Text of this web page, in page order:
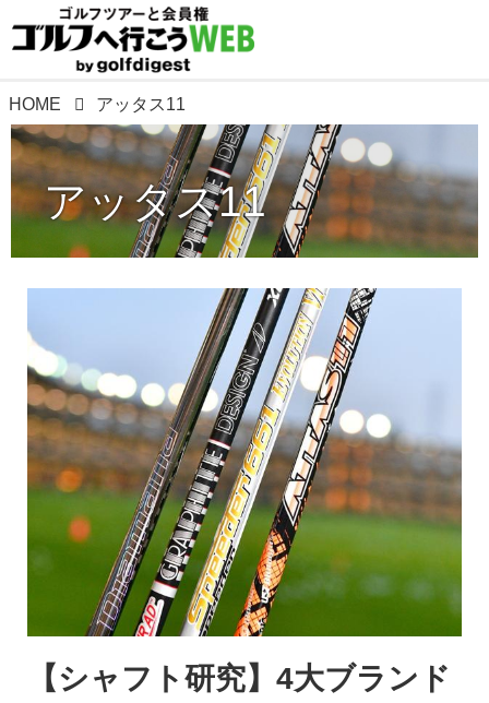
HOME アッタス11
アッタス11
【シャフト研究】4大ブランド